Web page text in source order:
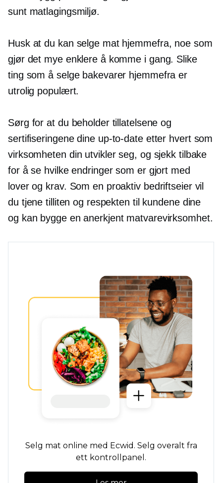
sunt matlagingsmiljø.
Husk at du kan selge mat hjemmefra, noe som
gjør det mye enklere å komme i gang. Slike
ting som å selge bakevarer hjemmefra er
utrolig populært.
Sørg for at du beholder tillatelsene og
sertifiseringene dine up-to-dateetter hvert som
virksomheten din utvikler seg, og sjekk tilbake
for å se hvilke endringer som er gjort med
lover og krav. Som en proaktiv bedriftseier vil
du tjene tilliten og respekten til kundene dine
og kan bygge en anerkjent matvarevirksomhet.
Selg mat online med Ecwid. Selg overalt fra
ett kontrollpanel.